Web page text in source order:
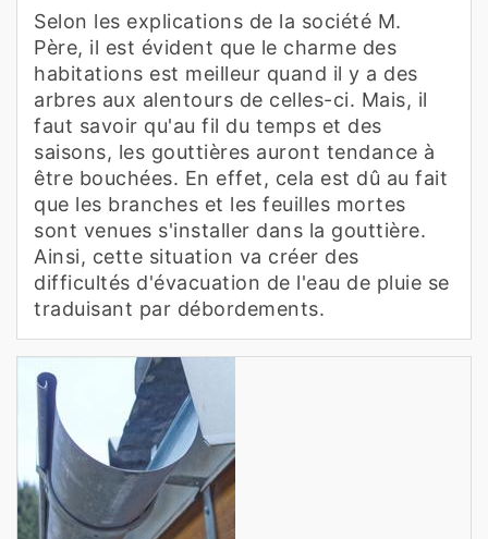
Selon les explications de la société M.
Père, il est évident que le charme des
habitations est meilleur quand il y a des
arbres aux alentours de celles-ci. Mais, il
faut savoir qu'au fil du temps et des
saisons, les gouttières auront tendance à
être bouchées. En effet, cela est dû au fait
que les branches et les feuilles mortes
sont venues s'installer dans la gouttière.
Ainsi, cette situation va créer des
difficultés d'évacuation de l'eau de pluie se
traduisant par débordements.